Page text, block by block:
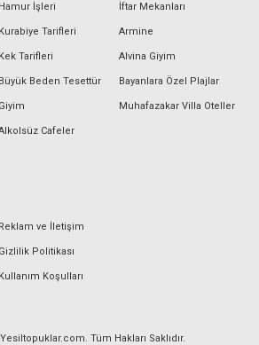
Hamur İşleri
Kurabiye Tarifleri
Kek Tarifleri
Büyük Beden Tesettür
Giyim
Cafeler
İftar Mekanları
Armine
Alvina Giyim
Bayanlara Özel Plajlar
Muhafazakar Villa Oteller
Reklam ve İletişim
Gizlilik Politikası
Kullanım Koşulları
Tüm Hakları Saklıdır.